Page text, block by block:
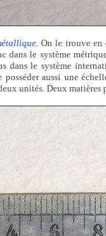
On le trouve en
dans le système
dans le système
aussi une
unités. Deux